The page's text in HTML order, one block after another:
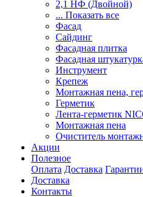
2,1 НФ (Двойной)
... Показать все
Фасад
Сайдинг
Фасадная плитка
Фасадная
Инструмент
Крепеж
Монтажная пена,
Герметик
Лента-герметик
Монтажная пена
Очиститель
Акции
Полезное
Оплата Доставка
Доставка
Контакты